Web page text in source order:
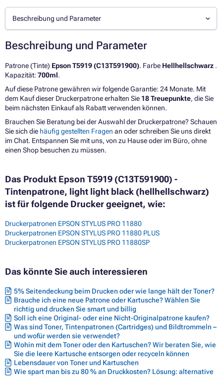
Beschreibung und Parameter
Beschreibung und Parameter
Patrone (Tinte) Epson T5919 (C13T591900). Farbe Hellhellschwarz .
Kapazität: 700ml.
Auf diese Patrone gewähren wir folgende Garantie: 24 Monate. Mit
dem Kauf dieser Druckerpatrone erhalten Sie 18 Treuepunkte, die Sie
beim nächsten Einkauf als Rabatt verwenden können.
Brauchen Sie Beratung bei der Auswahl der Druckerpatrone? Schauen
Sie sich die häufig gestellten Fragen an oder schreiben Sie uns direkt
im Chat. Entspannen Sie mit uns, von zu Hause oder im Büro, ohne
einen Shop besuchen zu müssen.
Das Produkt Epson T5919 (C13T591900) -
Tintenpatrone, light light black (hellhellschwarz)
ist für folgende Drucker geeignet, wie:
Druckerpatronen EPSON STYLUS PRO 11880
Druckerpatronen EPSON STYLUS PRO 11880 PLUS
Druckerpatronen EPSON STYLUS PRO 11880SP
Das könnte Sie auch interessieren
5% Seitendeckung beim Drucken oder wie lange hält der Toner?
Brauche ich eine neue Patrone oder Kartusche? Wählen Sie
richtig und drucken Sie smart und billig
Soll ich eine Original- oder eine Nicht-Originalpatrone kaufen?
Was sind Toner, Tintenpatronen (Cartridges) und Bildtrommeln –
und wofür werden sie verwendet?
Wohin mit dem Toner oder den Kartuschen? Wir beraten Sie, wie
Sie die leere Kartusche entsorgen oder recyceln können
Lebensdauer von Toner und Kartuschen
Wie spart man bis zu 80 % an Druckkosten? Lösung: alternative